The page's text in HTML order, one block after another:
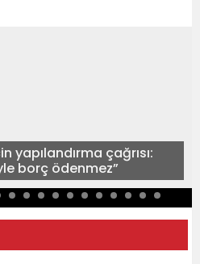
yapılandırma çağrısı:
borç ödenmez”